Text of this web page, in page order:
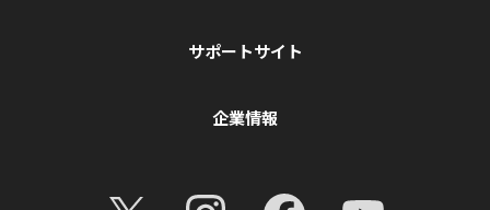
サポートサイト
企業情報